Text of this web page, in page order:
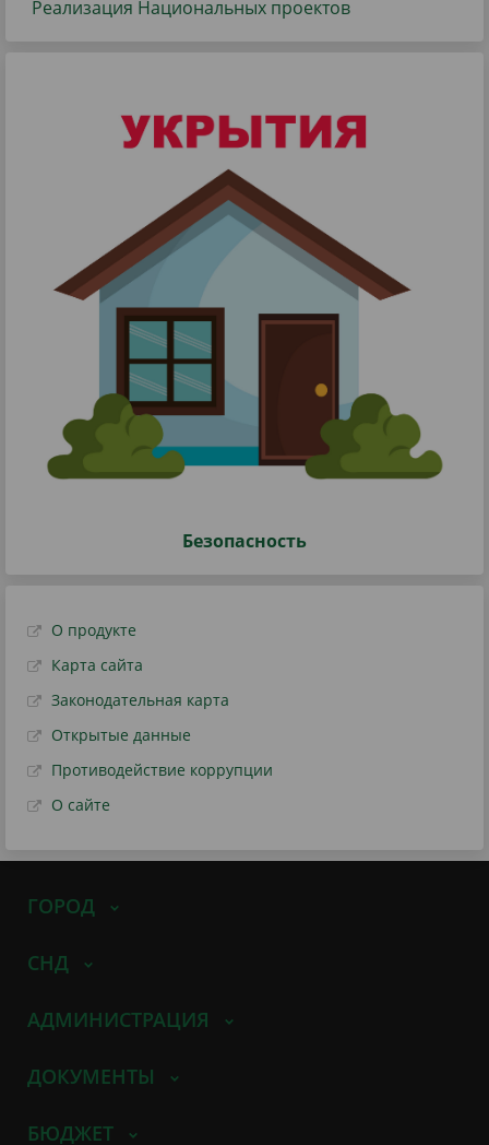
Реализация Национальных проектов
Безопасность
О продукте
Карта сайта
Законодательная карта
Открытые данные
Противодействие коррупции
О сайте
ГОРОД
СНД
АДМИНИСТРАЦИЯ
ДОКУМЕНТЫ
БЮДЖЕТ